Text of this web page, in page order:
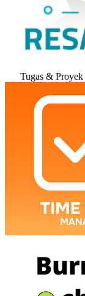
Tugas & Proyek